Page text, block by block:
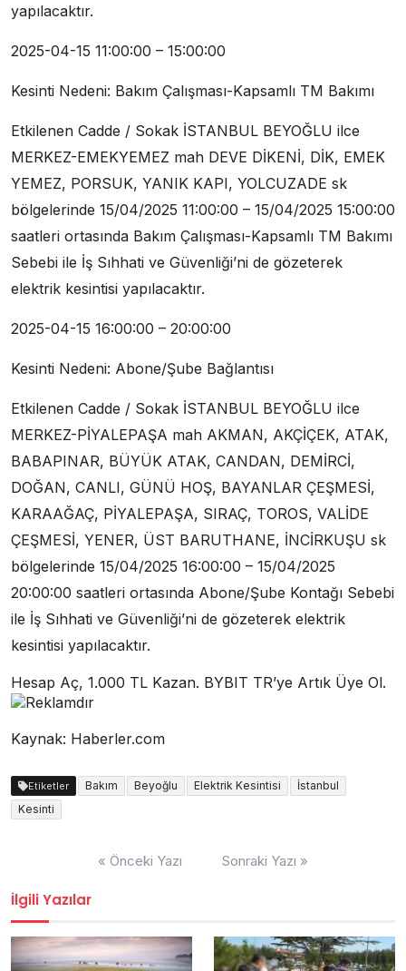
yapılacaktır.
2025-04-15 11:00:00 – 15:00:00
Kesinti Nedeni: Bakım Çalışması-Kapsamlı TM Bakımı
Etkilenen Cadde / Sokak İSTANBUL BEYOĞLU ilce
MERKEZ-EMEKYEMEZ mah DEVE DİKENİ, DİK, EMEK
YEMEZ, PORSUK, YANIK KAPI, YOLCUZADE sk
bölgelerinde 15/04/2025 11:00:00 – 15/04/2025 15:00:00
saatleri ortasında Bakım Çalışması-Kapsamlı TM Bakımı
Sebebi ile İş Sıhhati ve Güvenliği’ni de gözeterek
elektrik kesintisi yapılacaktır.
2025-04-15 16:00:00 – 20:00:00
Kesinti Nedeni: Abone/Şube Bağlantısı
Etkilenen Cadde / Sokak İSTANBUL BEYOĞLU ilce
MERKEZ-PİYALEPAŞA mah AKMAN, AKÇİÇEK, ATAK,
BABAPINAR, BÜYÜK ATAK, CANDAN, DEMİRCİ,
DOĞAN, CANLI, GÜNÜ HOŞ, BAYANLAR ÇEŞMESİ,
KARAAĞAÇ, PİYALEPAŞA, SIRAÇ, TOROS, VALİDE
ÇEŞMESİ, YENER, ÜST BARUTHANE, İNCİRKUŞU sk
bölgelerinde 15/04/2025 16:00:00 – 15/04/2025
20:00:00 saatleri ortasında Abone/Şube Kontağı Sebebi
ile İş Sıhhati ve Güvenliği’ni de gözeterek elektrik
kesintisi yapılacaktır.
Hesap Aç, 1.000 TL Kazan. BYBIT TR’ye Artık Üye Ol.
Reklamdır
Kaynak: Haberler.com
Etiketler Bakım Beyoğlu Elektrik Kesintisi
İstanbul
Kesinti
« Önceki Yazı Sonraki Yazı »
İlgili Yazılar